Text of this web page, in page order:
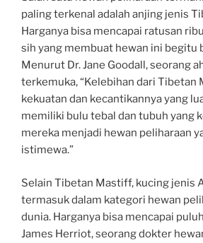
paling terkenal adalah anjing jenis
Harganya bisa mencapai ratusan
sih yang membuat hewan ini begitu
Menurut Dr. Jane Goodall, seorang
terkemuka, “Kelebihan dari Tibetan
kekuatan dan kecantikannya yang
memiliki bulu tebal dan tubuh yang
mereka menjadi hewan peliharaan
istimewa.”
Selain Tibetan Mastiff, kucing jenis
termasuk dalam kategori hewan
dunia. Harganya bisa mencapai
James Herriot, seorang dokter